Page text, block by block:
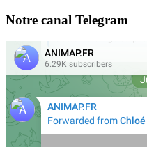
Notre canal Telegram